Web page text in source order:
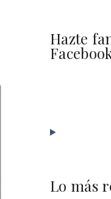
Hazte
Lo más